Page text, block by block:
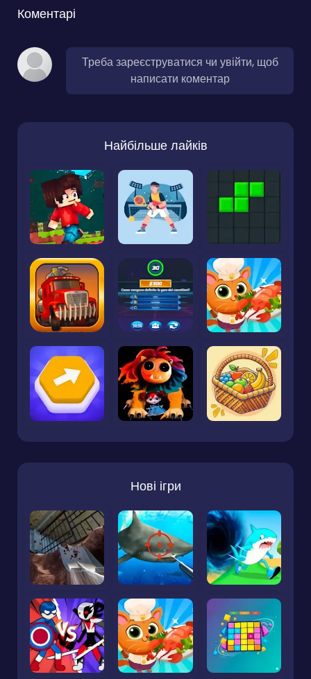
Коментарі
Треба зареєструватися чи увійти, щоб
написати коментар
Найбільше лайків
Нові ігри